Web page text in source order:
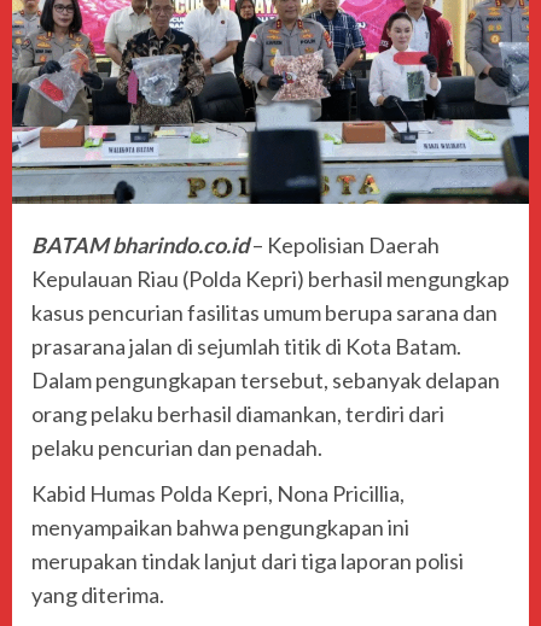
BATAM bharindo.co.id– Kepolisian Daerah
Kepulauan Riau (Polda Kepri) berhasil mengungkap
kasus pencurian fasilitas umum berupa sarana dan
prasarana jalan di sejumlah titik di Kota Batam.
Dalam pengungkapan tersebut, sebanyak delapan
orang pelaku berhasil diamankan, terdiri dari
pelaku pencurian dan penadah.
Kabid Humas Polda Kepri, Nona Pricillia,
menyampaikan bahwa pengungkapan ini
merupakan tindak lanjut dari tiga laporan polisi
yang diterima.